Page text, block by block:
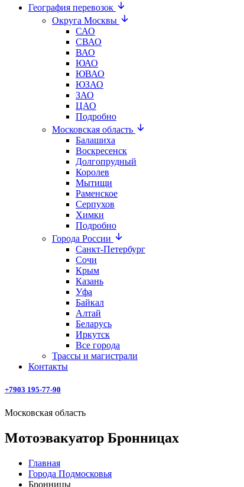
География перевозок
Округа Москвы
САО
СВАО
ВАО
ЮАО
ЮВАО
ЮЗАО
ЗАО
ЦАО
Подробно
Московская область
Балашиха
Воскресенск
Долгопрудный
Королев
Мытищи
Раменское
Серпухов
Химки
Подробно
Города России
Санкт-Петербург
Сочи
Крым
Казань
Уфа
Байкал
Алтай
Беларусь
Иркутск
Все города
Трассы и магистрали
Контакты
+7903 195-77-90
Московская область
Мотоэвакуатор Бронницах
Главная
Города Подмосковья
Бронницы